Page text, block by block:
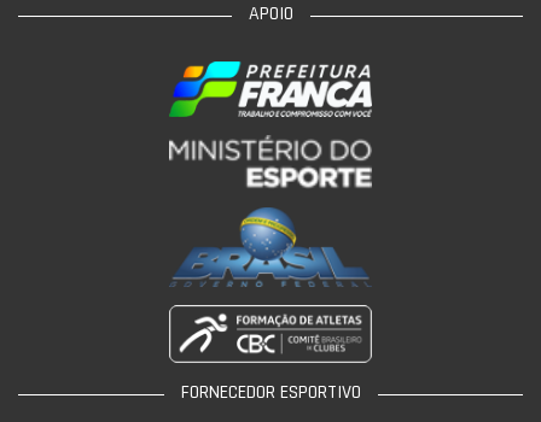
APOIO
FORNECEDOR ESPORTIVO